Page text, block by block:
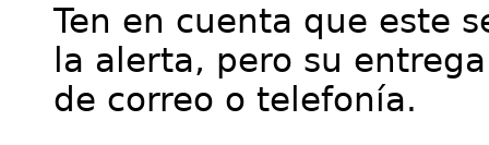
Ten en cuenta que este
la alerta, pero su
de correo o telefonía.